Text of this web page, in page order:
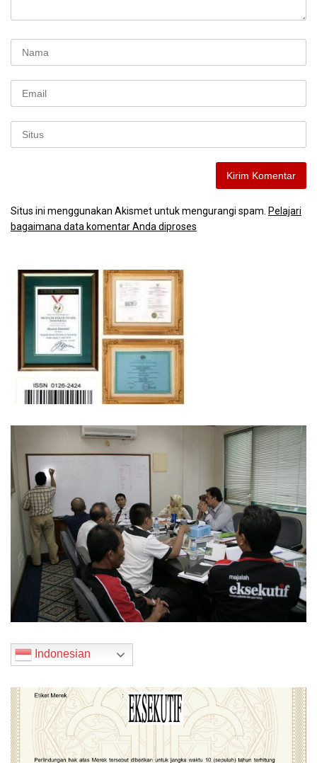
Situs ini menggunakan Akismet untuk mengurangi spam. Pelajari
bagaimana data komentar Anda diproses
Indonesian